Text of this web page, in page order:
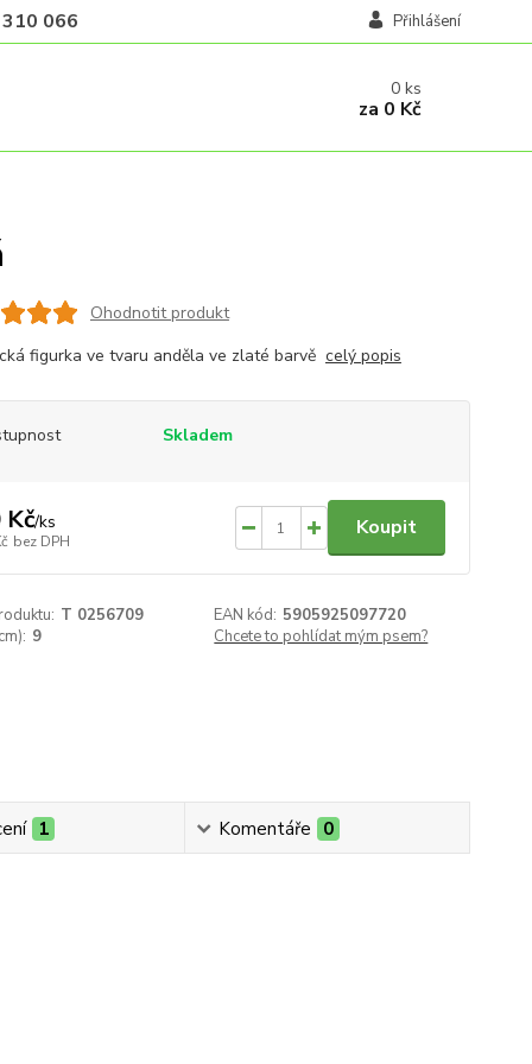
Přihlášení
066
0ks
za 0 Kč
Ohodnotit produkt
figurka ve tvaru anděla ve zlaté barvě celý popis
Skladem
Kč/ks
bez DPH
Koupit
T 0256709 EAN kód: 5905925097720
9 Chcete to pohlídat mým psem?
1 Komentáře 0